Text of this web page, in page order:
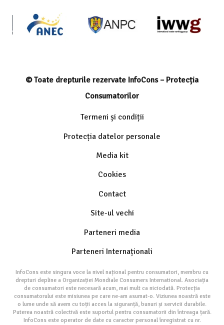
© Toate drepturile rezervate InfoCons – Protecția
Consumatorilor
Termeni și condiții
Protecția datelor personale
Media kit
Cookies
Contact
Site-ul vechi
Parteneri media
Parteneri Internaționali
InfoCons este singura voce la nivel național pentru consumatori, membru cu
drepturi depline a Organizației Mondiale Consumers International. Asociația
de consumatori este necesară acum, mai mult ca niciodată. Protecția
consumatorului este misiunea pe care ne-am asumat-o. Viziunea noastră este
o lume unde să avem cu toții acces la siguranță, bunuri și servicii durabile.
Puterea noastră colectivă este suportul pentru consumatorii din întreaga țară.
InfoCons este operator de date cu caracter personal înregistrat cu nr.